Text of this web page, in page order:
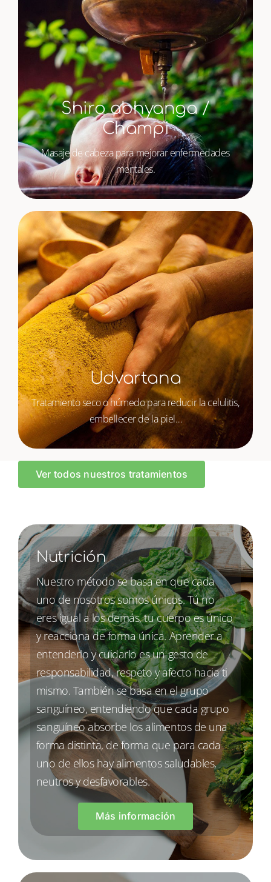
Shiro abhyanga /
Champi
Masaje de cabeza para mejorar enfermedades
mentales.
Udvartana
Tratamiento seco o húmedo para reducir la celulitis,
embellecer de la piel…
Ver todos nuestros tratamientos
Nutrición
Nuestro método se basa en que cada
uno de nosotros somos únicos. Tú no
eres igual a los demás, tu cuerpo es único
y reacciona de forma única. Aprender a
entenderlo y cuidarlo es un gesto de
responsabilidad, respeto y afecto hacia ti
mismo. También se basa en el grupo
sanguíneo, entendiendo que cada grupo
sanguíneo absorbe los alimentos de una
forma distinta, de forma que para cada
uno de ellos hay alimentos saludables,
neutros y desfavorables.
Más información